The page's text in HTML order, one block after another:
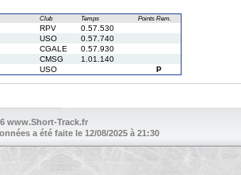
Club Temps Points Rem.
RPV
0.57.530
USO
0.57.740
CGALE
0.57.930
CMSG
1.01.140
USO P
www.Short-Track.fr
a été faite le 12/08/2025 à 21:30